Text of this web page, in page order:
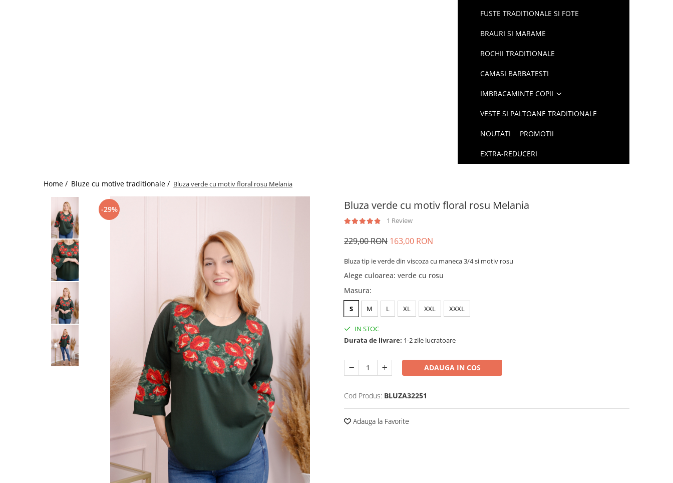
FUSTE TRADITIONALE SI FOTE
BRAURI SI MARAME
ROCHII TRADITIONALE
CAMASI BARBATESTI
IMBRACAMINTE COPII
VESTE SI PALTOANE TRADITIONALE
NOUTATI PROMOTII
EXTRA-REDUCERI
Home / Bluze cu motive traditionale / Bluza verde cu motiv floral rosu Melania
Bluza verde cu motiv floral rosu Melania
1 Review
-29%
229,00 RON 163,00 RON
Bluza tip ie verde din viscoza cu maneca 3/4 si motiv rosu
Alege culoarea: verde cu rosu
Masura:
S M L XL XXL XXXL
IN STOC
Durata de livrare: 1-2 zile lucratoare
ADAUGA IN COS
Cod Produs: BLUZA32251
Adauga la Favorite